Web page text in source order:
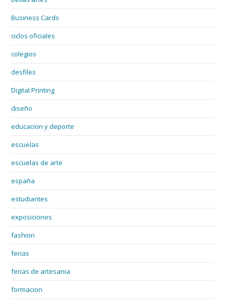
Business Cards
ciclos oficiales
colegios
desfiles
Digital Printing
diseño
educacion y deporte
escuelas
escuelas de arte
españa
estudiantes
exposiciones
fashion
ferias
ferias de artesania
formacion